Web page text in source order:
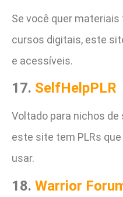
Se você quer
cursos digitais, este
e acessíveis.
17. SelfHelpPLR
Voltado para nichos
este site tem PLRs
usar.
18. Warrior